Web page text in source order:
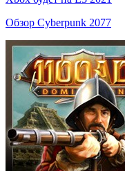
Обзор Cyberpunk 2077